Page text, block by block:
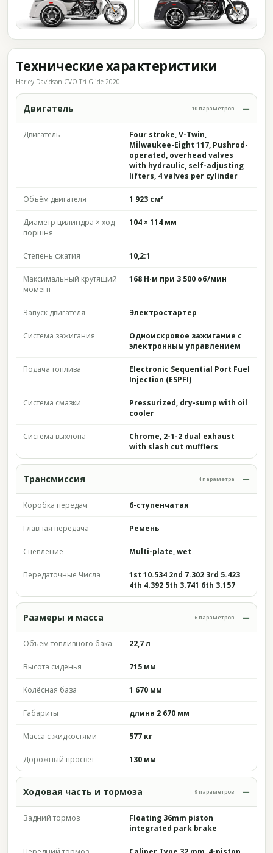
Технические характеристики
Harley Davidson CVO Tri Glide 2020
Двигатель 10 параметров
Двигатель
Four stroke, V-Twin,
Milwaukee-Eight 117, Pushrod-
operated, overhead valves
with hydraulic, self-adjusting
lifters, 4 valves per cylinder
Объём двигателя 1 923 см³
Диаметр цилиндра × ход
поршня
104 × 114 мм
Степень сжатия 10,2:1
Максимальный крутящий
момент
168 Н·м при 3 500 об/мин
Запуск двигателя Электростартер
Система зажигания
Одноискровое зажигание с
электронным управлением
Подача топлива
Electronic Sequential Port Fuel
Injection (ESPFI)
Система смазки
Pressurized, dry-sump with oil
cooler
Система выхлопа
Chrome, 2-1-2 dual exhaust
with slash cut mufflers
Трансмиссия 4 параметра
Коробка передач 6-ступенчатая
Главная передача Ремень
Сцепление Multi-plate, wet
Передаточные Числа
1st 10.534 2nd 7.302 3rd 5.423
4th 4.392 5th 3.741 6th 3.157
Размеры и масса 6 параметров
Объём топливного бака 22,7 л
Высота сиденья 715 мм
Колёсная база 1 670 мм
Габариты длина 2 670 мм
Масса с жидкостями 577 кг
Дорожный просвет 130 мм
Ходовая часть и тормоза 9 параметров
Задний тормоз
Floating 36mm piston
integrated park brake